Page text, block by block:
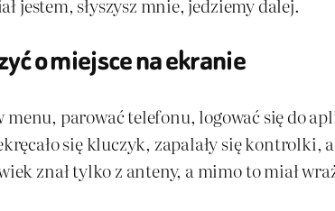
o miejsce na ekranie
menu, parować telefonu, logować się do
się kluczyk, zapalały się kontrolki,
znał tylko z anteny, a mimo to miał